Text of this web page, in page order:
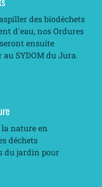
des biodéchets
d'eau, nos Ordures
ensuite
SYDOM du Jura.
nature en
déchets
du jardin pour